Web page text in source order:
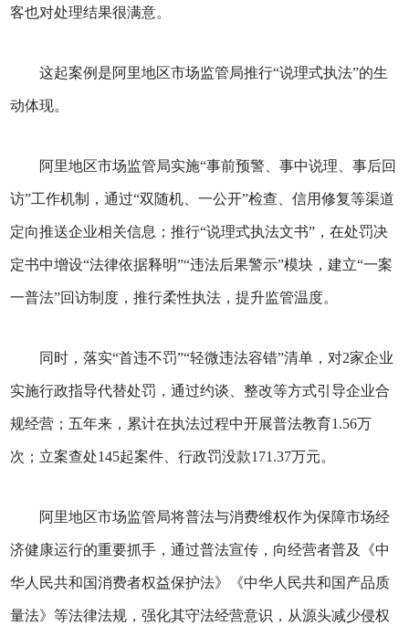
客也对处理结果很满意。
这起案例是阿里地区市场监管局推行“说理式执法”的生
动体现。
阿里地区市场监管局实施“事前预警、事中说理、事后回
访”工作机制，通过“双随机、一公开”检查、信用修复等渠道
定向推送企业相关信息；推行“说理式执法文书”，在处罚决
定书中增设“法律依据释明”“违法后果警示”模块，建立“一案
一普法”回访制度，推行柔性执法，提升监管温度。
同时，落实“首违不罚”“轻微违法容错”清单，对2家企业
实施行政指导代替处罚，通过约谈、整改等方式引导企业合
规经营；五年来，累计在执法过程中开展普法教育1.56万
次；立案查处145起案件、行政罚没款171.37万元。
阿里地区市场监管局将普法与消费维权作为保障市场经
济健康运行的重要抓手，通过普法宣传，向经营者普及《中
华人民共和国消费者权益保护法》《中华人民共和国产品质
量法》等法律法规，强化其守法经营意识，从源头减少侵权